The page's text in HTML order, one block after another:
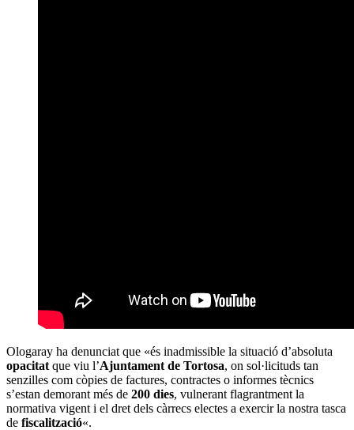
Ologaray ha denunciat que «és inadmissible la situació d’absoluta
opacitat que viu l’Ajuntament de Tortosa, on sol·licituds tan
senzilles com còpies de factures, contractes o informes tècnics
s’estan demorant més de 200 dies, vulnerant flagrantment la
normativa vigent i el dret dels càrrecs electes a exercir la nostra tasca
de fiscalització«.